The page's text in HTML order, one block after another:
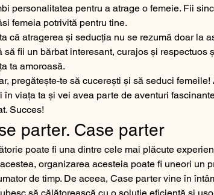
personalitatea pentru a atrage o femeie. Fii
femeia potrivită pentru tine.
că atragerea și seducția nu se rezumă doar la
să fii un bărbat interesant, curajos și respectuos
ta amoroasă.
pregătește-te să cucerești și să seduci
în viața ta și vei avea parte de aventuri
Succes!
parter. Case parter
poate fi una dintre cele mai plăcute
organizarea acesteia poate fi uneori un
de timp. De aceea, Case parter vine în